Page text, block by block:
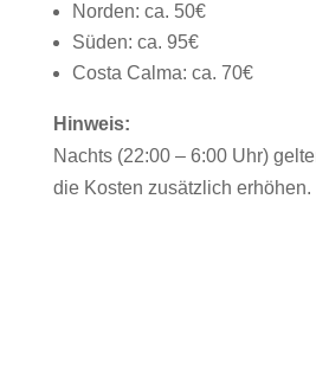
Norden: ca. 50€
Süden: ca. 95€
Costa Calma: ca. 70€
Hinweis:
Nachts (22:00 – 6:00 Uhr)
die Kosten zusätzlich erhöhen.